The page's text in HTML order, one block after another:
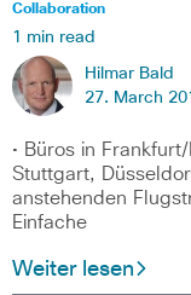
Collaboration
1 min read
Hilmar Bald
27. March
• Büros in
Stuttgart,
anstehenden
Einfache
Weiter lesen